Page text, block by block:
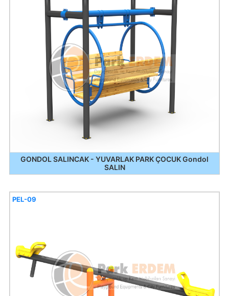
GONDOL SALINCAK - YUVARLAK PARK ÇOCUK Gondol
SALIN
PEL-09